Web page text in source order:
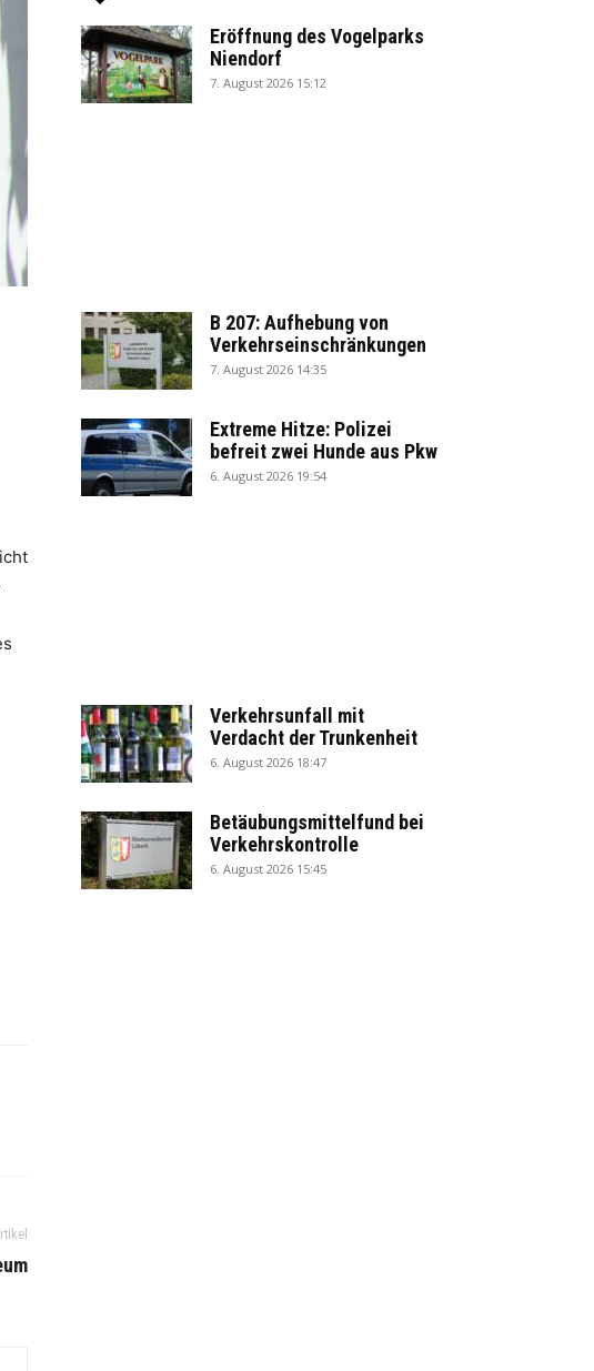
Eröffnung des Vogelparks
Niendorf
7. August 2026 15:12
B 207: Aufhebung von
Verkehrseinschränkungen
7. August 2026 14:35
Extreme Hitze: Polizei
befreit zwei Hunde aus Pkw
6. August 2026 19:54
Verkehrsunfall mit
Verdacht der Trunkenheit
6. August 2026 18:47
Betäubungsmittelfund bei
Verkehrskontrolle
6. August 2026 15:45